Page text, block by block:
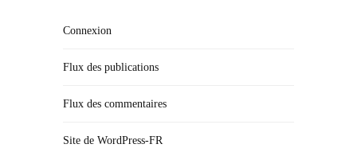
Connexion
Flux des publications
Flux des commentaires
Site de WordPress-FR